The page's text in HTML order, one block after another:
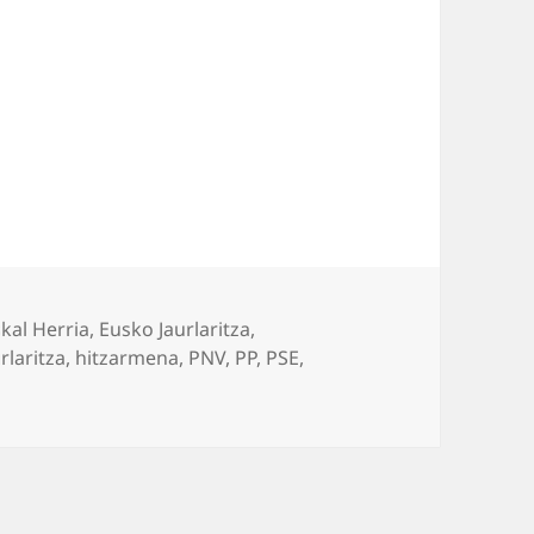
Herria, Eusko Jaurlaritza,
, hitzarmena, PNV, PP, PSE,
lubakian